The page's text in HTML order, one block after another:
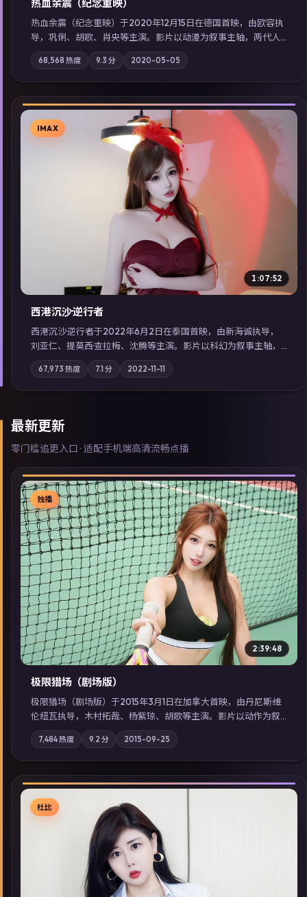
热血余震（纪念重映）
热血余震（纪念重映）于2020年12月15日在德国首映，由欧容执
导，巩俐、胡歌、肖央等主演。影片以动漫为叙事主轴，两代人
的执念在暴风雨夜正面相撞；摄影与配乐强化地域气质；站内亦
可通过「国产免费观看高清电视剧在线看」延展检索同类型高分
佳作，畅享高清在线追剧体验。
68,568 热度 9.3 分 2020-05-05
▶
IMAX
1:07:52
西港沉沙·逆行者
西港沉沙·逆行者于2022年6月2日在泰国首映，由新海诚执导，
刘亚仁、提莫西·查拉梅、沈腾等主演。影片以科幻为叙事主轴，
失踪人口档案牵出跨国灰色产业链；摄影与配乐强化地域气质；
站内亦可通过「国产免费观看高清电视剧在线看」延展检索同类
型高分佳作，畅享高清在线追剧体验。
67,973 热度 7.1分 2022-11-11
最新更新
零门槛追更入口 · 适配手机端高清流畅点播
▶
独播
2:39:48
极限猎场（剧场版）
极限猎场（剧场版）于2015年3月1日在加拿大首映，由丹尼斯·维
伦纽瓦执导，木村拓哉、杨紫琼、胡歌等主演。影片以动作为叙
事主轴，城市霓虹背后，有人用规则改写命运；摄影与配乐强化
地域气质；站内亦可通过「国产免费观看高清电视剧在线看」延
展检索同类型高分佳作，畅享高清在线追剧体验。
7,484热度 9.2 分 2015-09-25
▶
杜比